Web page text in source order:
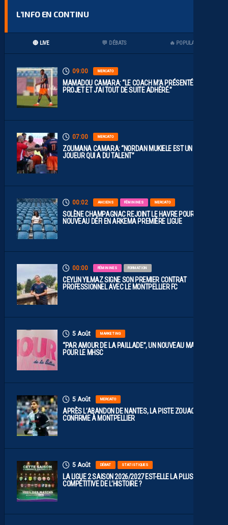
L’INFO EN CONTINU
🔴 LIVE 💬 DÉBATS 🔥 POPULAIRES
09:00 MERCATO
MAMADOU CAMARA: “LE COACH M’A PRÉSENTÉ LE
PROJET ET J’AI TOUT DE SUITE ADHÉRÉ.”
07:00 MERCATO
ZOUMANA CAMARA: “NORDAN MUKIELE EST UN
JOUEUR QUI A DU TALENT”
00:02 ANCIENS FÉMININES MERCATO
SOLÈNE CHAMPAGNAC REJOINT LE HAVRE POUR UN
NOUVEAU DÉFI EN ARKEMA PREMIÈRE LIGUE
00:00 FÉMININES FORMATION
CEYLIN YILMAZ SIGNE SON PREMIER CONTRAT
PROFESSIONNEL AVEC LE MONTPELLIER FC
5 Août MARKETING
“PAR AMOUR DE LA PAILLADE”, UN NOUVEAU MAILLOT
POUR LE MHSC
5 Août MERCATO
APRÈS L’ABANDON DE NANTES, LA PISTE ZOUAOUI SE
CONFIRME À MONTPELLIER
5 Août DÉBAT STATISTIQUES
LA LIGUE 2 SAISON 2026/2027 EST-ELLE LA PLUS
COMPÉTITIVE DE L’HISTOIRE ?